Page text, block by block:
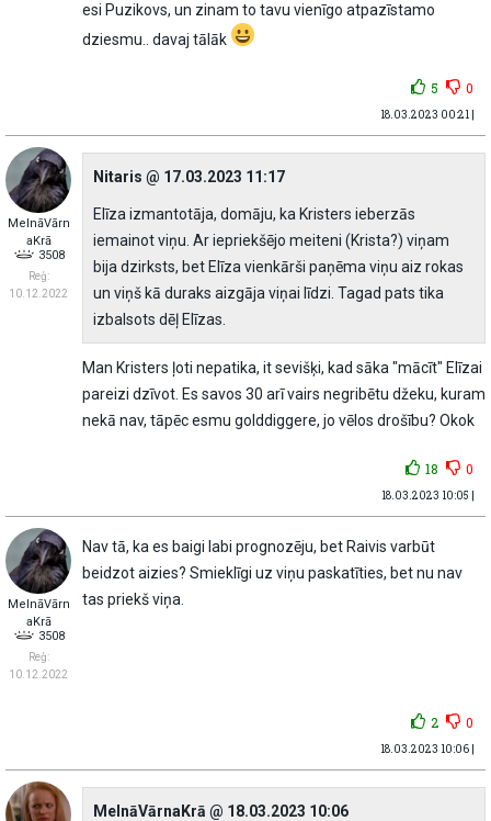
esi Puzikovs, un zinam to tavu vienīgo atpazīstamo
dziesmu.. davaj tālāk
5 0
18.03.2023 00:21 |
MelnāVārn
aKrā
3508
Reģ:
10.12.2022
Nitaris @ 17.03.2023 11:17
Elīza izmantotāja, domāju, ka Kristers ieberzās
iemainot viņu. Ar iepriekšējo meiteni (Krista?) viņam
bija dzirksts, bet Elīza vienkārši paņēma viņu aiz rokas
un viņš kā duraks aizgāja viņai līdzi. Tagad pats tika
izbalsots dēļ Elīzas.
Man Kristers ļoti nepatika, it sevišķi, kad sāka "mācīt" Elīzai
pareizi dzīvot. Es savos 30 arī vairs negribētu džeku, kuram
nekā nav, tāpēc esmu golddiggere, jo vēlos drošību? Okok
18 0
18.03.2023 10:05 |
MelnāVārn
aKrā
3508
Reģ:
10.12.2022
Nav tā, ka es baigi labi prognozēju, bet Raivis varbūt
beidzot aizies? Smieklīgi uz viņu paskatīties, bet nu nav
tas priekš viņa.
2 0
18.03.2023 10:06 |
MelnāVārnaKrā @ 18.03.2023 10:06